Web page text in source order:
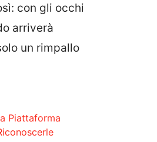
con gli occhi
arriverà
un rimpallo
Piattaforma